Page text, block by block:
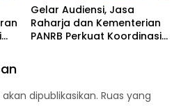
Gelar Audiensi, Jasa
Raharja dan Kementerian
PANRB Perkuat Koordinasi
dipublikasikan. Ruas yang